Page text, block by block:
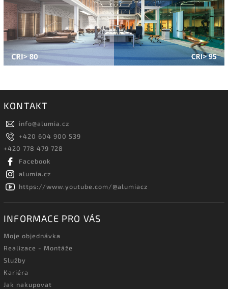
KONTAKT
info@alumia.cz
+420 604 900 539
+420 778 479 728
Facebook
alumia.cz
https://www.youtube.com/@alumiacz
INFORMACE PRO VÁS
Moje objednávka
Realizace - Montáže
Služby
Kariéra
Jak nakupovat